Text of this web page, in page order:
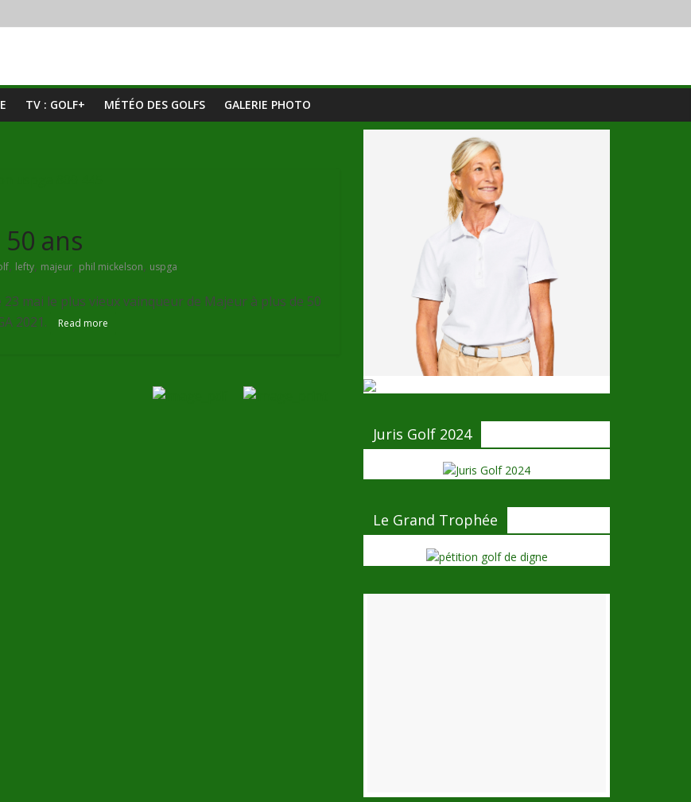
TV : GOLF+ MÉTÉO DES GOLFS GALERIE PHOTO
ans
, lefty, majeur, phil mickelson, uspga
mai le plus vieux vainqueur de Majeur à plus de 50
2021.
Read more
Juris Golf 2024
Le Grand Trophée